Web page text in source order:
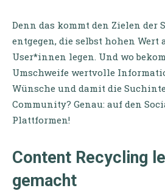
Denn das kommt den Zielen der
entgegen, die selbst hohen Wert
User*innen legen. Und wo
Umschweife wertvolle
Wünsche und damit die
Community? Genau: auf den
Plattformen!
Content Recycling
gemacht